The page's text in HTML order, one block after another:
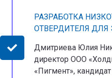
РАЗРАБОТКА
ОТВЕРДИТЕЛЯ
Дмитриева Юлия
директор ООО
«Пигмент»,